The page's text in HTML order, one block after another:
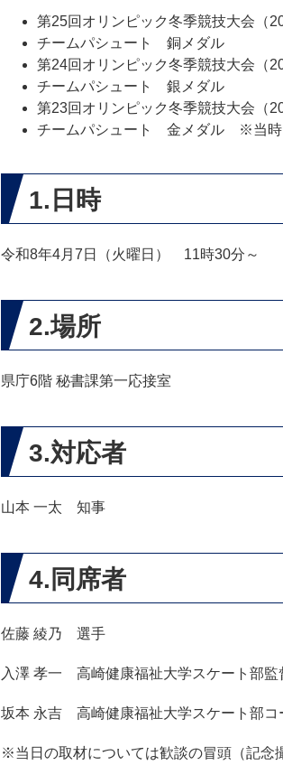
第25回オリンピック冬季競技大会（
チームパシュート 銅メダル
第24回オリンピック冬季競技大会（
チームパシュート 銀メダル
第23回オリンピック冬季競技大会（
チームパシュート 金メダル ※当時
1.日時
令和8年4月7日（火曜日） 11時30分～
2.場所
県庁6階 秘書課第一応接室
3.対応者
山本 一太 知事
4.同席者
佐藤 綾乃 選手
入澤 孝一 高崎健康福祉大学スケート部監
坂本 永吉 高崎健康福祉大学スケート部コ
※当日の取材については歓談の冒頭（記念